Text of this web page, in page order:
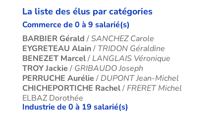
La liste des élus par catégories
Commerce de 0 à 9 salarié(s)
BARBIER Gérald /SANCHEZ Carole
EYGRETEAU Alain/ TRIDON Géraldine
BENEZET Marcel/ LANGLAIS Véronique
TROY Jackie / GRIBAUDO Joseph
PERRUCHE Aurélie / DUPONT Jean-Michel
CHICHEPORTICHE Rachel/ FRERET Michel
ELBAZ Dorothée
Industrie de 0 à 19 salarié(s)